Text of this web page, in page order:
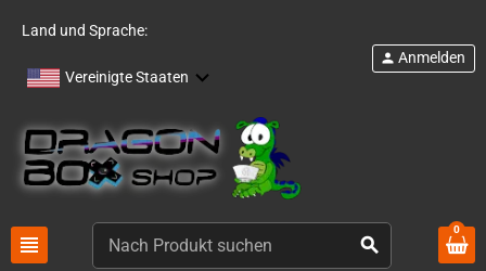
Land und Sprache:
Vereinigte Staaten
view_headline search
person Anmelden
0